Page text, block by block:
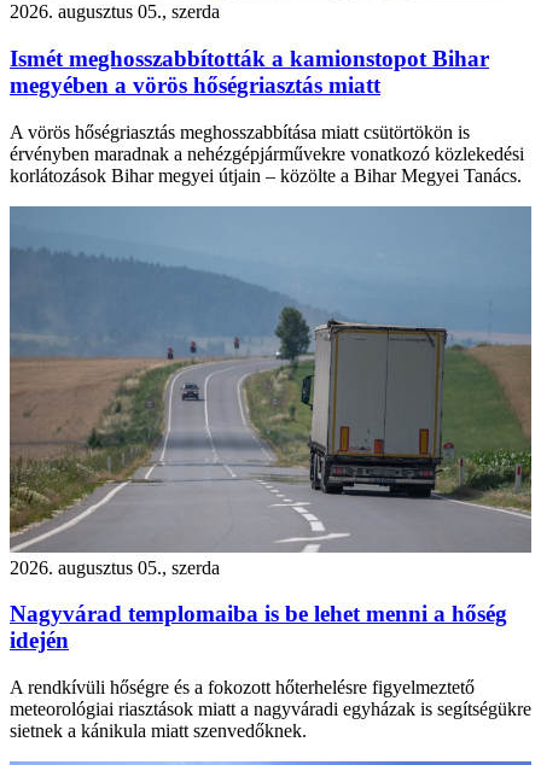
2026. augusztus 05., szerda
Ismét meghosszabbították a kamionstopot Bihar
megyében a vörös hőségriasztás miatt
A vörös hőségriasztás meghosszabbítása miatt csütörtökön is
érvényben maradnak a nehézgépjárművekre vonatkozó közlekedési
korlátozások Bihar megyei útjain – közölte a Bihar Megyei Tanács.
2026. augusztus 05., szerda
Nagyvárad templomaiba is be lehet menni a hőség
idején
A rendkívüli hőségre és a fokozott hőterhelésre figyelmeztető
meteorológiai riasztások miatt a nagyváradi egyházak is segítségükre
sietnek a kánikula miatt szenvedőknek.